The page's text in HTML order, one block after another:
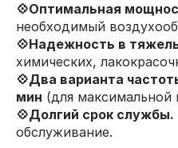
💠Оптимальная
необходимый
💠Надежность в
химических,
💠Два варианта
мин (для максимальной
💠Долгий срок службы.
обслуживание.